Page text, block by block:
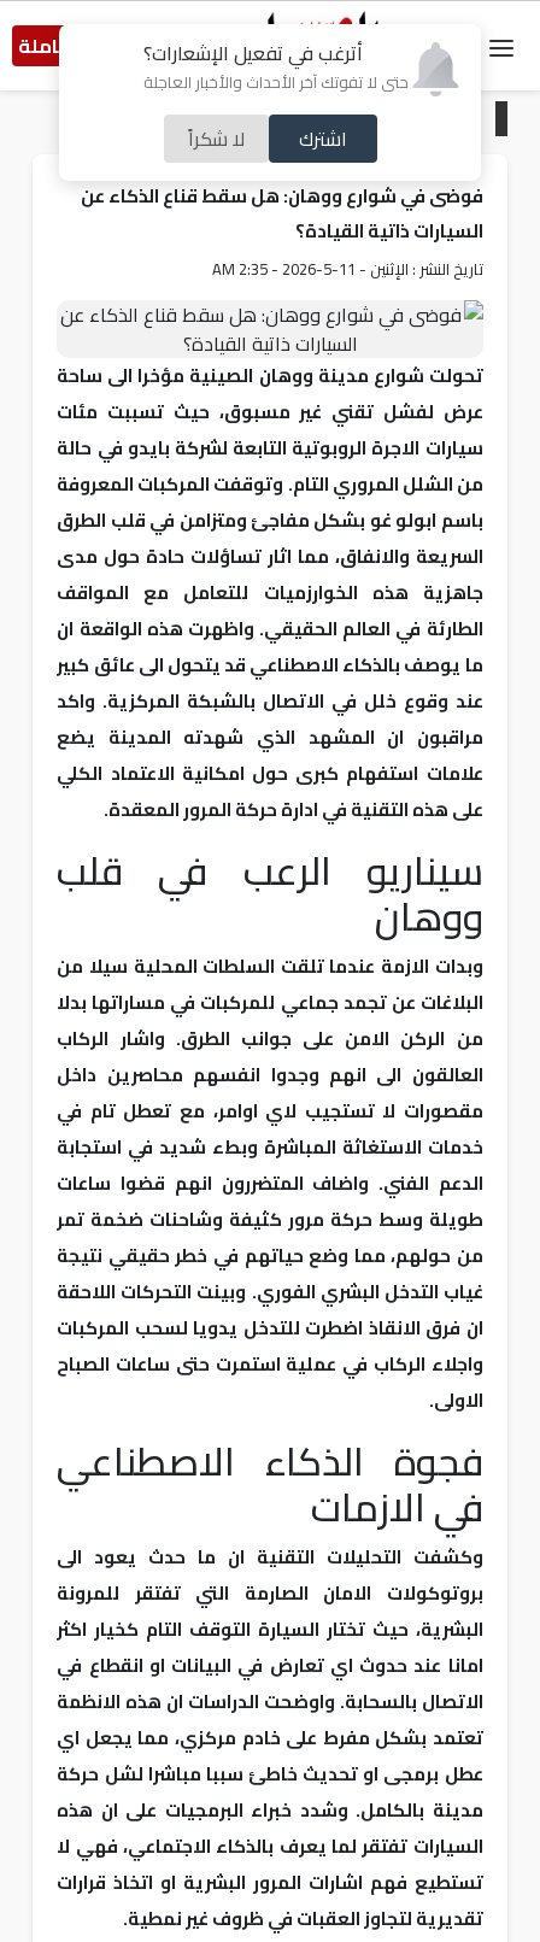
أترغب في تفعيل الإشعارات؟
حتى لا تفوتك آخر الأحداث والأخبار العاجلة
اشترك لا شكراً
النسخة الكاملة
تكنولوجيا
فوضى في شوارع ووهان: هل سقط قناع الذكاء عن
السيارات ذاتية القيادة؟
تاريخ النشر : الإثنين - 11-5-2026 - 2:35 AM
تحولت شوارع مدينة ووهان الصينية مؤخرا الى ساحة
عرض لفشل تقني غير مسبوق، حيث تسببت مئات
سيارات الاجرة الروبوتية التابعة لشركة بايدو في حالة
من الشلل المروري التام. وتوقفت المركبات المعروفة
باسم ابولو غو بشكل مفاجئ ومتزامن في قلب الطرق
السريعة والانفاق، مما اثار تساؤلات حادة حول مدى
جاهزية هذه الخوارزميات للتعامل مع المواقف
الطارئة في العالم الحقيقي. واظهرت هذه الواقعة ان
ما يوصف بالذكاء الاصطناعي قد يتحول الى عائق كبير
عند وقوع خلل في الاتصال بالشبكة المركزية. واكد
مراقبون ان المشهد الذي شهدته المدينة يضع
علامات استفهام كبرى حول امكانية الاعتماد الكلي
على هذه التقنية في ادارة حركة المرور المعقدة.
سيناريو الرعب في قلب
ووهان
وبدات الازمة عندما تلقت السلطات المحلية سيلا من
البلاغات عن تجمد جماعي للمركبات في مساراتها بدلا
من الركن الامن على جوانب الطرق. واشار الركاب
العالقون الى انهم وجدوا انفسهم محاصرين داخل
مقصورات لا تستجيب لاي اوامر، مع تعطل تام في
خدمات الاستغاثة المباشرة وبطء شديد في استجابة
الدعم الفني. واضاف المتضررون انهم قضوا ساعات
طويلة وسط حركة مرور كثيفة وشاحنات ضخمة تمر
من حولهم، مما وضع حياتهم في خطر حقيقي نتيجة
غياب التدخل البشري الفوري. وبينت التحركات اللاحقة
ان فرق الانقاذ اضطرت للتدخل يدويا لسحب المركبات
واجلاء الركاب في عملية استمرت حتى ساعات الصباح
الاولى.
فجوة الذكاء الاصطناعي
في الازمات
وكشفت التحليلات التقنية ان ما حدث يعود الى
بروتوكولات الامان الصارمة التي تفتقر للمرونة
البشرية، حيث تختار السيارة التوقف التام كخيار اكثر
امانا عند حدوث اي تعارض في البيانات او انقطاع في
الاتصال بالسحابة. واوضحت الدراسات ان هذه الانظمة
تعتمد بشكل مفرط على خادم مركزي، مما يجعل اي
عطل برمجى او تحديث خاطئ سببا مباشرا لشل حركة
مدينة بالكامل. وشدد خبراء البرمجيات على ان هذه
السيارات تفتقر لما يعرف بالذكاء الاجتماعي، فهي لا
تستطيع فهم اشارات المرور البشرية او اتخاذ قرارات
تقديرية لتجاوز العقبات في ظروف غير نمطية.